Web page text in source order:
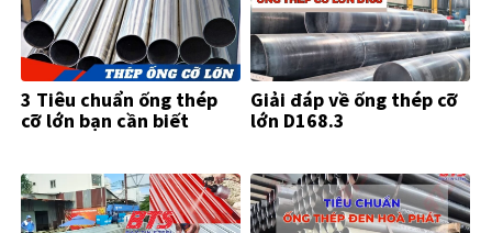
3 Tiêu chuẩn ống thép
cỡ lớn bạn cần biết
Giải đáp về ống thép cỡ
lớn D168.3